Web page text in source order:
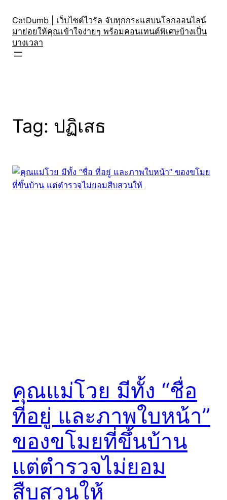
content
CatDumb | เว็บไซต์ไวรัล จับทุกกระแสบนโลกออนไลน์
มาย่อยให้คุณเข้าใจง่ายๆ พร้อมคอนเทนต์พิเศษบ้างเป็น
บางเวลา
Tag: ปฏิเสธ
คุณแม่โวย มีทั้ง “ชื่อ
ที่อยู่ และภาพใบหน้า”
ของขโมยที่ขึ้นบ้าน
แต่ตำรวจไม่ยอม
สืบสวนให้